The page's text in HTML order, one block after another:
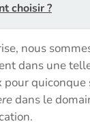
choisir ?
nous
dans une
pour quiconque
dans le